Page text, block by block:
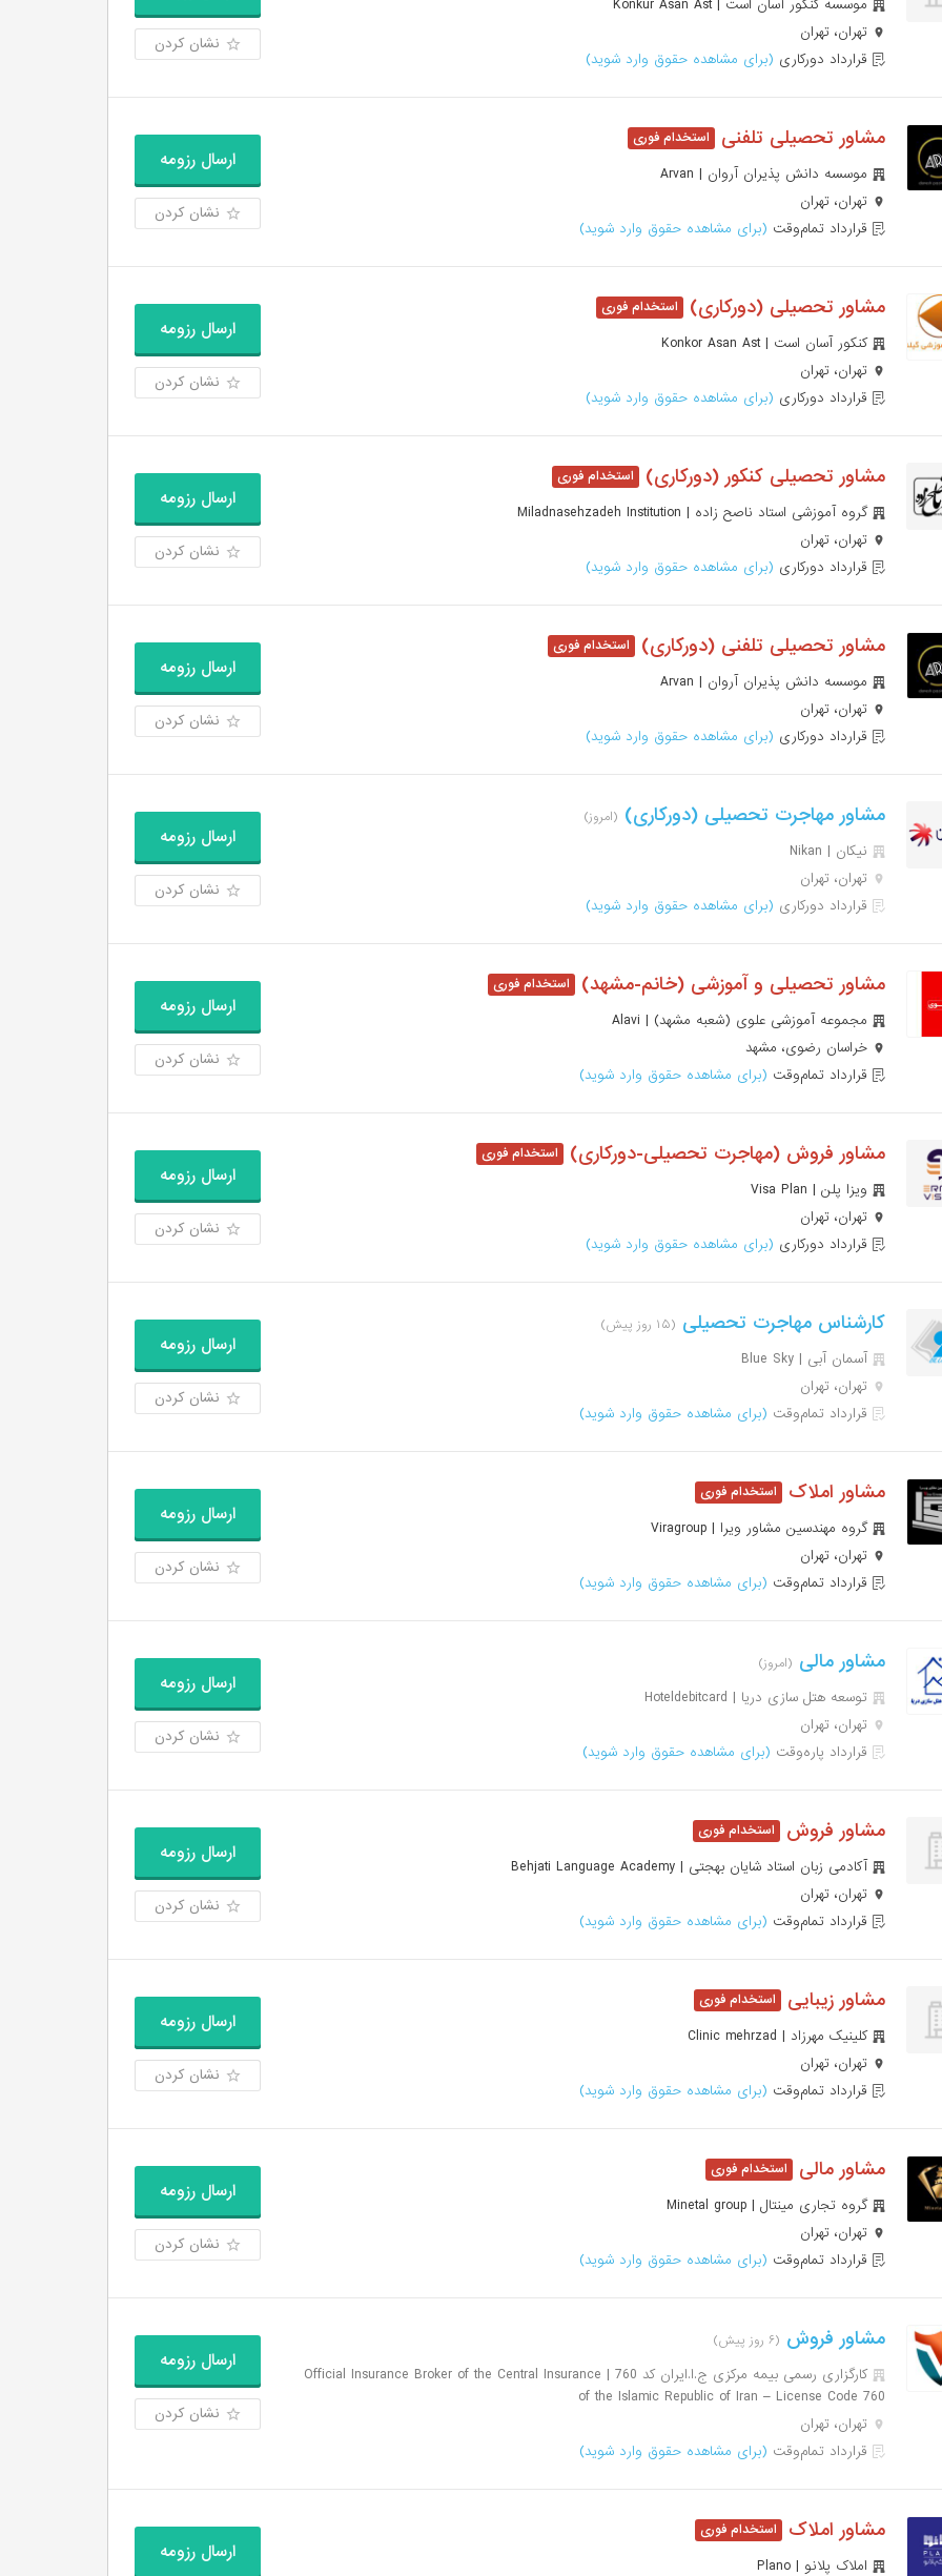
موسسه کنکور آسان است | Konkur Asan Ast
تهران، تهران
قرارداد دورکاری (برای مشاهده حقوق وارد شوید)
نشان کردن
مشاور تحصیلی تلفنی
موسسه دانش پذیران آروان | Arvan
تهران، تهران
قرارداد تمام‌وقت (برای مشاهده حقوق وارد شوید)
ارسال رزومه
نشان کردن
مشاور تحصیلی (دورکاری)
کنکور آسان است | Konkor Asan Ast
تهران، تهران
قرارداد دورکاری (برای مشاهده حقوق وارد شوید)
ارسال رزومه
نشان کردن
مشاور تحصیلی کنکور (دورکاری)
گروه آموزشی استاد ناصح زاده | Miladnasehzadeh Institution
تهران، تهران
قرارداد دورکاری (برای مشاهده حقوق وارد شوید)
ارسال رزومه
نشان کردن
مشاور تحصیلی تلفنی (دورکاری)
موسسه دانش پذیران آروان | Arvan
تهران، تهران
قرارداد دورکاری (برای مشاهده حقوق وارد شوید)
ارسال رزومه
نشان کردن
مشاور مهاجرت تحصیلی (دورکاری) (امروز)
نیکان | Nikan
تهران، تهران
قرارداد دورکاری (برای مشاهده حقوق وارد شوید)
ارسال رزومه
نشان کردن
مشاور تحصیلی و آموزشی (خانم-مشهد)
مجموعه آموزشی علوی (شعبه مشهد) | Alavi
خراسان رضوی، مشهد
قرارداد تمام‌وقت (برای مشاهده حقوق وارد شوید)
ارسال رزومه
نشان کردن
مشاور فروش (مهاجرت تحصیلی-دورکاری)
ویزا پلن | Visa Plan
تهران، تهران
قرارداد دورکاری (برای مشاهده حقوق وارد شوید)
ارسال رزومه
نشان کردن
کارشناس مهاجرت تحصیلی (۱۵ روز پیش)
آسمان آبی | Blue Sky
تهران، تهران
قرارداد تمام‌وقت (برای مشاهده حقوق وارد شوید)
ارسال رزومه
نشان کردن
مشاور املاک
گروه مهندسین مشاور ویرا | Viragroup
تهران، تهران
قرارداد تمام‌وقت (برای مشاهده حقوق وارد شوید)
ارسال رزومه
نشان کردن
مشاور مالی (امروز)
توسعه هتل سازی دریا | Hoteldebitcard
تهران، تهران
قرارداد پاره‌وقت (برای مشاهده حقوق وارد شوید)
ارسال رزومه
نشان کردن
مشاور فروش
آکادمی زبان استاد شایان بهجتی | Behjati Language Academy
تهران، تهران
قرارداد تمام‌وقت (برای مشاهده حقوق وارد شوید)
ارسال رزومه
نشان کردن
مشاور زیبایی
کلینیک مهرزاد | Clinic mehrzad
تهران، تهران
قرارداد تمام‌وقت (برای مشاهده حقوق وارد شوید)
ارسال رزومه
نشان کردن
مشاور مالی
گروه تجاری مینتال | Minetal group
تهران، تهران
قرارداد تمام‌وقت (برای مشاهده حقوق وارد شوید)
ارسال رزومه
نشان کردن
مشاور فروش (۶ روز پیش)
کارگزاری رسمی بیمه مرکزی ج.ا.ایران کد 760 | Official Insurance Broker of the Central Insurance
of the Islamic Republic of Iran – License Code 760
تهران، تهران
قرارداد تمام‌وقت (برای مشاهده حقوق وارد شوید)
ارسال رزومه
نشان کردن
مشاور املاک
املاک پلانو | Plano
ارسال رزومه